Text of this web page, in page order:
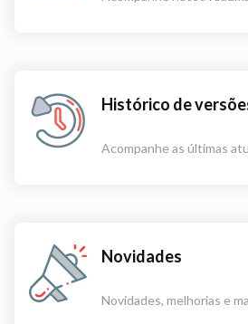
Histórico de
Acompanhe as últimas
Novidades
Novidades, melhorias e